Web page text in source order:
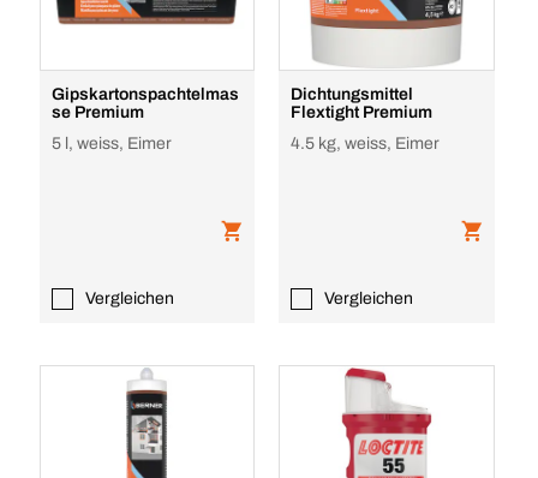
Gipskartonspachtelmas
se Premium
5 l, weiss, Eimer
Vergleichen
Dichtungsmittel
Flextight Premium
4.5 kg, weiss, Eimer
Vergleichen